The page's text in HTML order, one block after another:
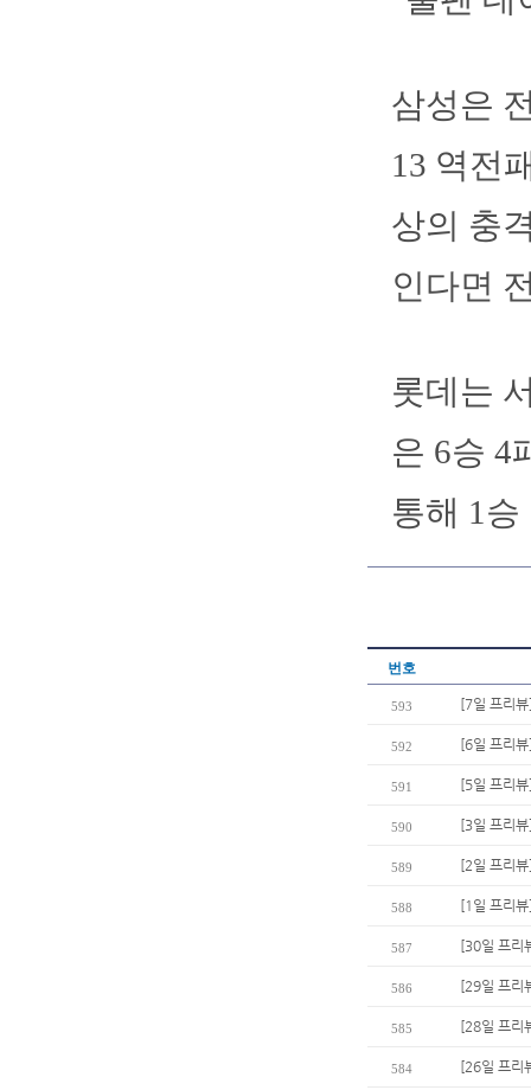
삼성은
13 역전
상의 충
인다면
롯데는
은 6승 4
통해 1승
번호
593 [7일 프리
592 [6일 프리
591 [5일 프리
590 [3일 프리
589 [2일 프리
588 [1일 프리
587 [30일 프리
586 [29일 프리
585 [28일 프리
584 [26일 프리